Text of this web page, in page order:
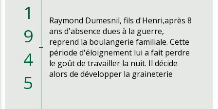
1
9
4
5
Raymond Dumesnil, fils d'Henri,après 8
ans d'absence dues à la guerre,
reprend la boulangerie familiale. Cette
période d'éloignement lui a fait perdre
le goût de travailler la nuit. Il décide
alors de développer la graineterie